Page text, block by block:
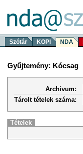
Szótár KOPI NDA
Gyűjtemény: Kócsag
Archívum:
Tárolt tételek száma:
Tételek